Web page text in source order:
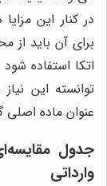
در کنار این
برای آن باید از
اتکا استفاده
توانسته این
عنوان ماده اصلی
جدول
وارداتی